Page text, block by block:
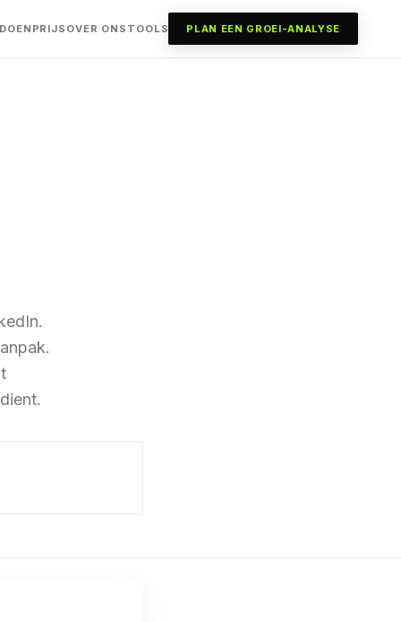
PRIJS OVER ONS TOOLS PLAN EEN GROEI-ANALYSE